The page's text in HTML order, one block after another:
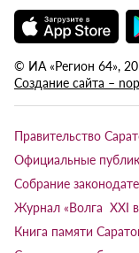
© ИА «Регион 64»,
Создание сайта –
Правительство
Официальные
Собрание
Журнал «Волга XXI
Книга памяти